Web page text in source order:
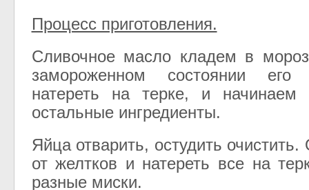
Процесс приготовления.
Сливочное масло кладем в
замороженном состоянии
натереть на терке, и начинаем
остальные ингредиенты.
Яйца отварить, остудить
от желтков и натереть все на
разные миски.